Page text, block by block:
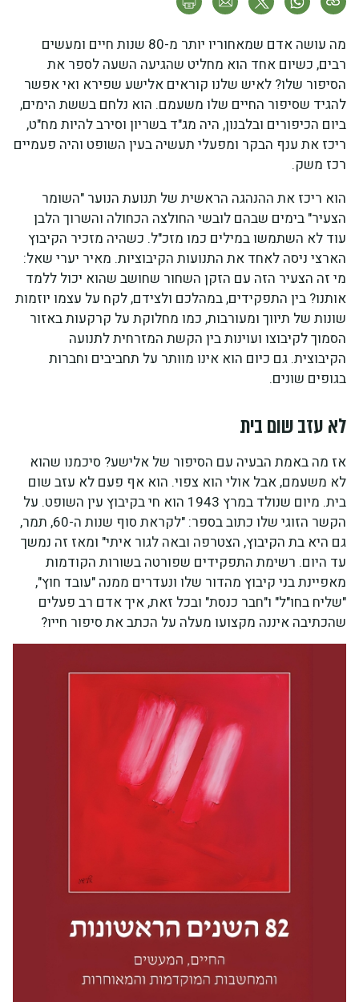
מה עושה אדם שמאחוריו יותר מ-80 שנות חיים ומעשים
רבים, כשיום אחד הוא מחליט שהגיעה השעה לספר את
הסיפור שלו? לאיש שלנו קוראים אלישע שפירא ואי אפשר
להגיד שסיפור החיים שלו משעמם. הוא נלחם בששת הימים,
ביום הכיפורים ובלבנון, היה מג"ד בשריון וסירב להיות מח"ט,
ריכז את ענף הבקר ומפעלי תעשיה בעין השופט והיה פעמיים
רכז משק.
הוא ריכז את ההנהגה הראשית של תנועת הנוער "השומר
הצעיר" בימים שבהם לובשי החולצה הכחולה והשרוך הלבן
עוד לא השתמשו במילים כמו מזכ"ל. כשהיה מזכיר הקיבוץ
הארצי ניסה לאחד את התנועות הקיבוציות. מאיר יערי שאל:
מי זה הצעיר הזה עם הזקן השחור שחושב שהוא יכול ללמד
אותנו? בין התפקידים, במהלכם ולצידם, לקח על עצמו יוזמות
שונות של תיווך ומעורבות, כמו מחלוקת על קרקעות באזור
הסמוך לקיבוצו ועוינות בין הקשת המזרחית לתנועה
הקיבוצית. גם כיום הוא אינו מוותר על תחביבים וחברות
בגופים שונים.
לא עזב שום בית
אז מה באמת הבעיה עם הסיפור של אלישע? סיכמנו שהוא
לא משעמם, אבל אולי הוא צפוי. הוא אף פעם לא עזב שום
בית. מיום שנולד במרץ 1943 הוא חי בקיבוץ עין השופט. על
הקשר הזוגי שלו כתוב בספר: "לקראת סוף שנות ה-60, תמר,
גם היא בת הקיבוץ, הצטרפה ובאה לגור איתי" ומאז זה נמשך
עד היום. רשימת התפקידים שפורטה בשורות הקודמות
מאפיינת בני קיבוץ מהדור שלו ונעדרים ממנה "עובד חוץ",
"שליח בחו"ל" ו"חבר כנסת" ובכל זאת, איך אדם רב פעלים
שהכתיבה איננה מקצועו מעלה על הכתב את סיפור חייו?